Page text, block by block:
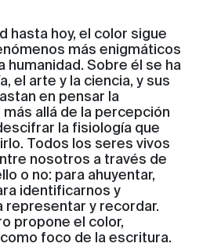
hasta hoy, el color sigue
más enigmáticos
humanidad. Sobre él se ha
el arte y la ciencia, y sus
en pensar la
allá de la percepción
la fisiología que
Todos los seres vivos
nosotros a través de
o no: para ahuyentar,
identificarnos y
representar y recordar.
propone el color,
foco de la escritura.